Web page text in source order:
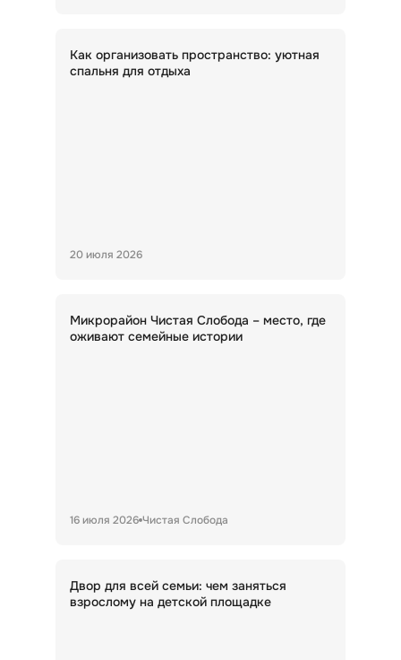
Как организовать пространство: уютная
спальня для отдыха
20 июля 2026
Микрорайон Чистая Слобода – место, где
оживают семейные истории
16 июля 2026 Чистая Слобода
Двор для всей семьи: чем заняться
взрослому на детской площадке